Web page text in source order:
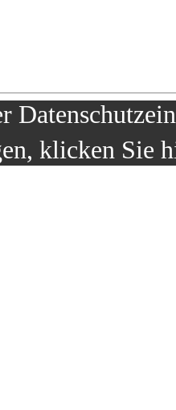
klicken Sie